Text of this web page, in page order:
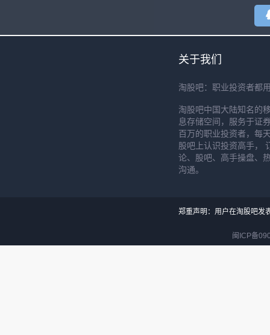
关于我们
淘股吧：职业投资者都
淘股吧中国大陆知名的
息存储空间，服务于证
百万的职业投资者，每
股吧上认识投资高手，
论、股吧、高手操盘、
沟通。
郑重声明：用户在淘股吧发
闽ICP备